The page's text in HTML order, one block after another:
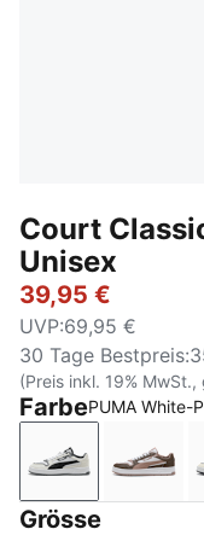
Court
Unisex
39,95 €
UVP:69,95 €
30 Tage Bestpreis:
(Preis inkl. 19%
FarbePUMA White-
PUMA White-
Grösse